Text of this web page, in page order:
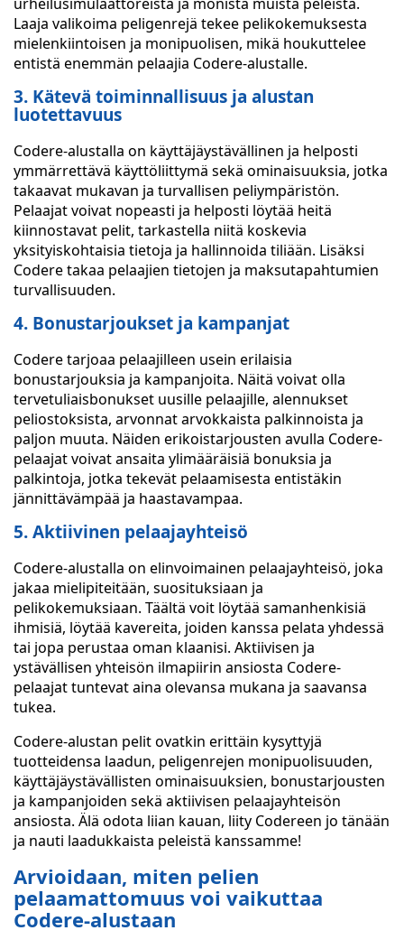
Laaja valikoima peligenrejä tekee pelikokemuksesta
mielenkiintoisen ja monipuolisen, mikä houkuttelee
entistä enemmän pelaajia Codere-alustalle.
3. Kätevä toiminnallisuus ja alustan
luotettavuus
Codere-alustalla on käyttäjäystävällinen ja helposti
ymmärrettävä käyttöliittymä sekä ominaisuuksia, jotka
takaavat mukavan ja turvallisen peliympäristön.
Pelaajat voivat nopeasti ja helposti löytää heitä
kiinnostavat pelit, tarkastella niitä koskevia
yksityiskohtaisia tietoja ja hallinnoida tiliään. Lisäksi
Codere takaa pelaajien tietojen ja maksutapahtumien
turvallisuuden.
4. Bonustarjoukset ja kampanjat
Codere tarjoaa pelaajilleen usein erilaisia
bonustarjouksia ja kampanjoita. Näitä voivat olla
tervetuliaisbonukset uusille pelaajille, alennukset
peliostoksista, arvonnat arvokkaista palkinnoista ja
paljon muuta. Näiden erikoistarjousten avulla Codere-
pelaajat voivat ansaita ylimääräisiä bonuksia ja
palkintoja, jotka tekevät pelaamisesta entistäkin
jännittävämpää ja haastavampaa.
5. Aktiivinen pelaajayhteisö
Codere-alustalla on elinvoimainen pelaajayhteisö, joka
jakaa mielipiteitään, suosituksiaan ja
pelikokemuksiaan. Täältä voit löytää samanhenkisiä
ihmisiä, löytää kavereita, joiden kanssa pelata yhdessä
tai jopa perustaa oman klaanisi. Aktiivisen ja
ystävällisen yhteisön ilmapiirin ansiosta Codere-
pelaajat tuntevat aina olevansa mukana ja saavansa
tukea.
Codere-alustan pelit ovatkin erittäin kysyttyjä
tuotteidensa laadun, peligenrejen monipuolisuuden,
käyttäjäystävällisten ominaisuuksien, bonustarjousten
ja kampanjoiden sekä aktiivisen pelaajayhteisön
ansiosta. Älä odota liian kauan, liity Codereen jo tänään
ja nauti laadukkaista peleistä kanssamme!
Arvioidaan, miten pelien
pelaamattomuus voi vaikuttaa
Codere-alustaan